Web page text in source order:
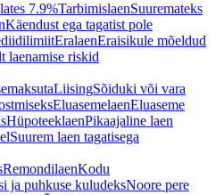
7.9%TarbimislaenSuuremateks
Käendust ega tagatist pole
EralaenEraisikule mõeldud
laenamise riskid
LiisingSõiduki või vara
EluasemelaenEluaseme
HüpoteeklaenPikaajaline laen
Suurem laen tagatisega
RemondilaenKodu
ja puhkuse kuludeksNoore pere